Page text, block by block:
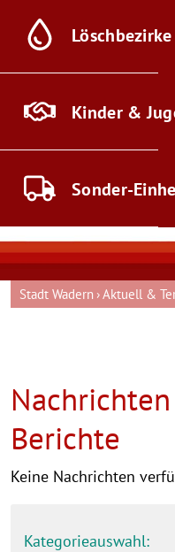
Löschbezirke
Kinder &
Sonder-
Stadt Wadern Aktuell &
Berichte
Keine Nachrichten
Kategorieauswahl: